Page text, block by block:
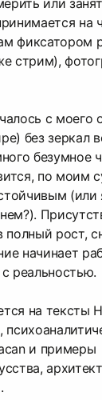
на
фиксатором
стрим),
с моего
без зеркал
безумное
по моим
(или
рост,
начинает
реальностью.
на тексты
и примеры